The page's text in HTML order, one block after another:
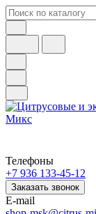
Телефоны
+7 936 133-45-12
Заказать звонок
E-mail